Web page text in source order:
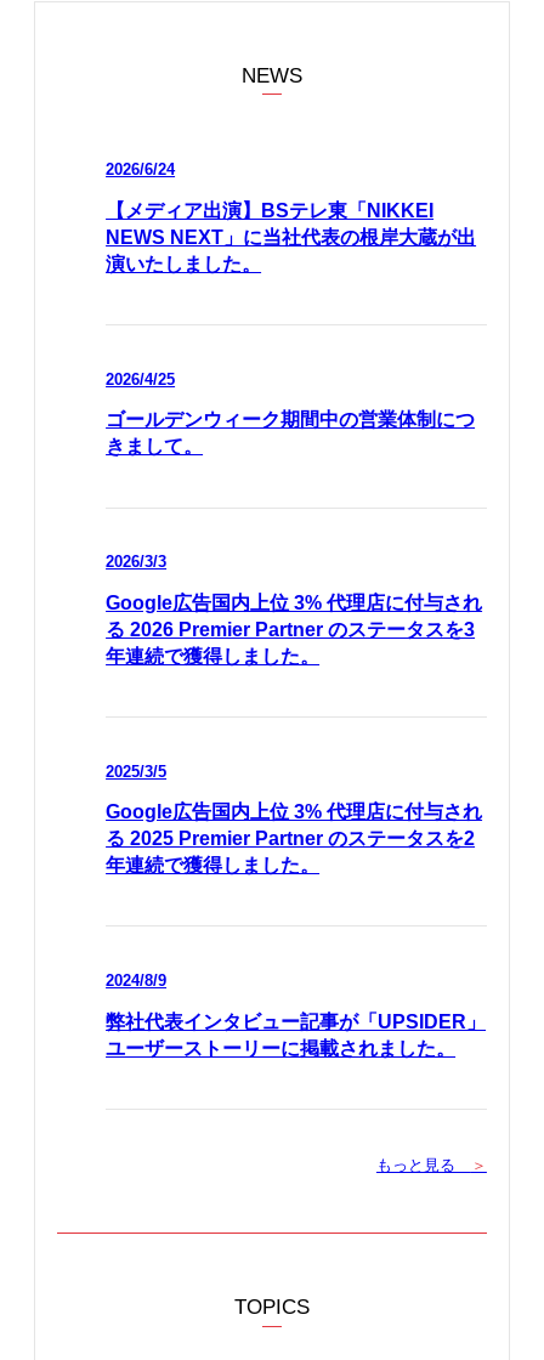
NEWS
2026/6/24
【メディア出演】BSテレ東「NIKKEI
NEWS NEXT」に当社代表の根岸大蔵が出
演いたしました。
2026/4/25
ゴールデンウィーク期間中の営業体制につ
きまして。
2026/3/3
Google広告国内上位 3% 代理店に付与され
る 2026 Premier Partner のステータスを3
年連続で獲得しました。
2025/3/5
Google広告国内上位 3% 代理店に付与され
る 2025 Premier Partner のステータスを2
年連続で獲得しました。
2024/8/9
弊社代表インタビュー記事が「UPSIDER」
ユーザーストーリーに掲載されました。
もっと見る ＞
TOPICS